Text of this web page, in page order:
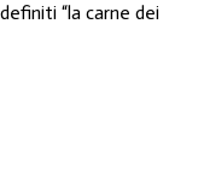
“la carne dei